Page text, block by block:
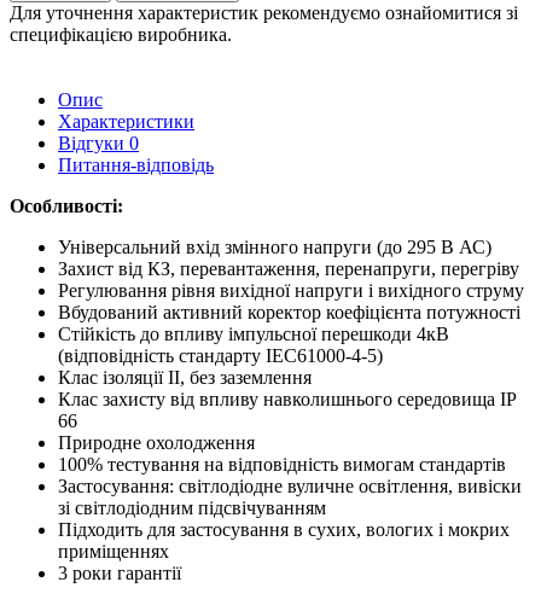
Для уточнення характеристик рекомендуємо ознайомитися зі
специфікацією виробника.
Опис
Характеристики
Відгуки 0
Питання-відповідь
Особливості:
Універсальний вхід змінного напруги (до 295 В АС)
Захист від КЗ, перевантаження, перенапруги, перегріву
Регулювання рівня вихідної напруги і вихідного струму
Вбудований активний коректор коефіцієнта потужності
Стійкість до впливу імпульсної перешкоди 4кВ
(відповідність стандарту IEC61000-4-5)
Клас ізоляції II, без заземлення
Клас захисту від впливу навколишнього середовища IP
66
Природне охолодження
100% тестування на відповідність вимогам стандартів
Застосування: світлодіодне вуличне освітлення, вивіски
зі світлодіодним підсвічуванням
Підходить для застосування в сухих, вологих і мокрих
приміщеннях
3 роки гарантії